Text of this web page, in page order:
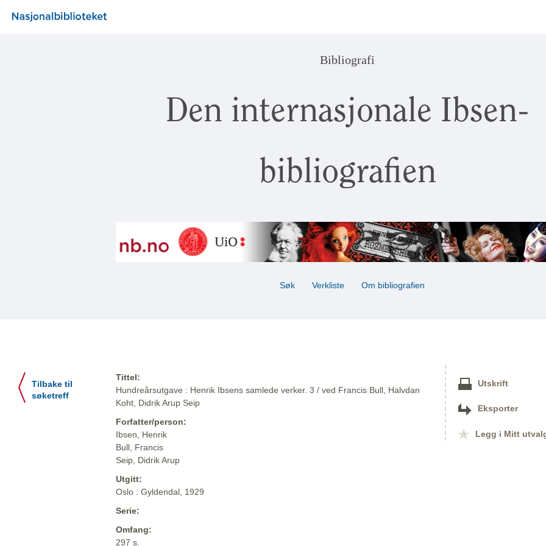
Bibliografi
Den internasjonale Ibsen-
bibliografien
Søk Verkliste Om bibliografien
Tilbake til
søketreff
Tittel:
Hundreårsutgave : Henrik Ibsens samlede verker. 3 / ved Francis Bull, Halvdan
Koht, Didrik Arup Seip
Forfatter/person:
Ibsen, Henrik
Bull, Francis
Seip, Didrik Arup
Utgitt:
Oslo : Gyldendal, 1929
Serie:
Omfang:
297 s.
Utskrift
Eksporter
Legg i Mitt